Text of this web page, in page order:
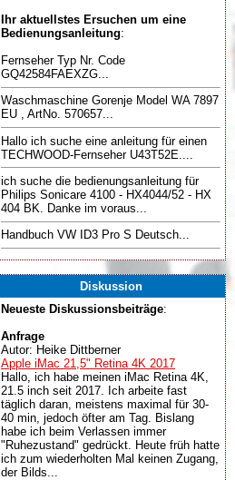
Ihr aktuellstes Ersuchen um eine
Bedienungsanleitung:
Fernseher Typ Nr. Code
GQ42584FAEXZG...
Waschmaschine Gorenje Model WA 7897
EU , ArtNo. 570657...
Hallo ich suche eine anleitung für einen
TECHWOOD-Fernseher U43T52E....
ich suche die bedienungsanleitung für
Philips Sonicare 4100 - HX4044/52 - HX
404 BK. Danke im voraus...
Handbuch VW ID3 Pro S Deutsch...
Diskussion
Neueste Diskussionsbeiträge:
Anfrage
Autor: Heike Dittberner
Apple iMac 21,5" Retina 4K 2017
Hallo, ich habe meinen iMac Retina 4K,
21.5 inch seit 2017. Ich arbeite fast
täglich daran, meistens maximal für 30-
40 min, jedoch öfter am Tag. Bislang
habe ich beim Verlassen immer
"Ruhezustand" gedrückt. Heute früh hatte
ich zum wiederholten Mal keinen Zugang,
der Bilds...